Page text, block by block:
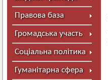
Правова база
Громадська участь
Соціальна політика
Гуманітарна сфера